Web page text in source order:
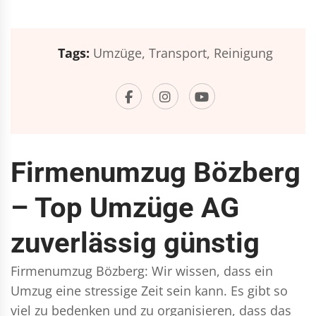
Tags: Umzüge, Transport, Reinigung
Firmenumzug Bözberg
– Top Umzüge AG
zuverlässig günstig
Firmenumzug Bözberg: Wir wissen, dass ein
Umzug eine stressige Zeit sein kann. Es gibt so
viel zu bedenken und zu organisieren, dass das